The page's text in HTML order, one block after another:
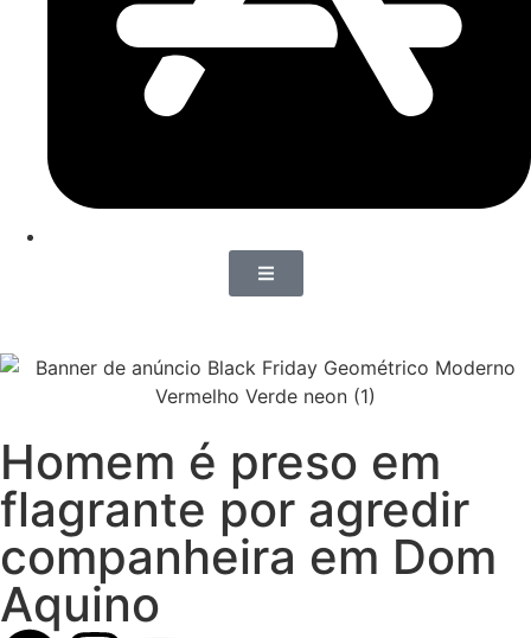
Homem é preso em
flagrante por agredir
companheira em Dom
Aquino